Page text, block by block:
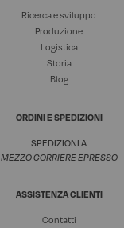
Ricerca e sviluppo
Produzione
Logistica
Storia
Blog
ORDINI E SPEDIZIONI
SPEDIZIONI A
MEZZO CORRIERE EPRESSO
ASSISTENZA CLIENTI
Contatti